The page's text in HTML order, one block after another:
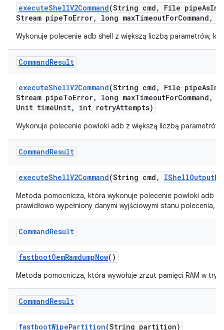
executeShellV2Command(String cmd , File pipeAs
Stream pipeToError, long maxTimeoutForCommand ,
Wykonuje polecenie adb shell z większą liczbą parametrów,
CommandResult
executeShellV2Command(String cmd , File pipeAs
Stream pipeToError, long maxTimeoutForCommand ,
Unit timeUnit, int retryAttempts)
Wykonuje polecenie powłoki adb z większą liczbą
CommandResult
executeShellV2Command(String cmd , IShellOutput
Metoda pomocnicza, która wykonuje polecenie powłoki adb i
prawidłowo wypełniony danymi wyjściowymi stanu polecenia,
CommandResult
fastbootOemRamdumpNow()
Metoda pomocnicza, która wywołuje zrzut pamięci RAM w
CommandResult
fastbootWipePartition(String partition)